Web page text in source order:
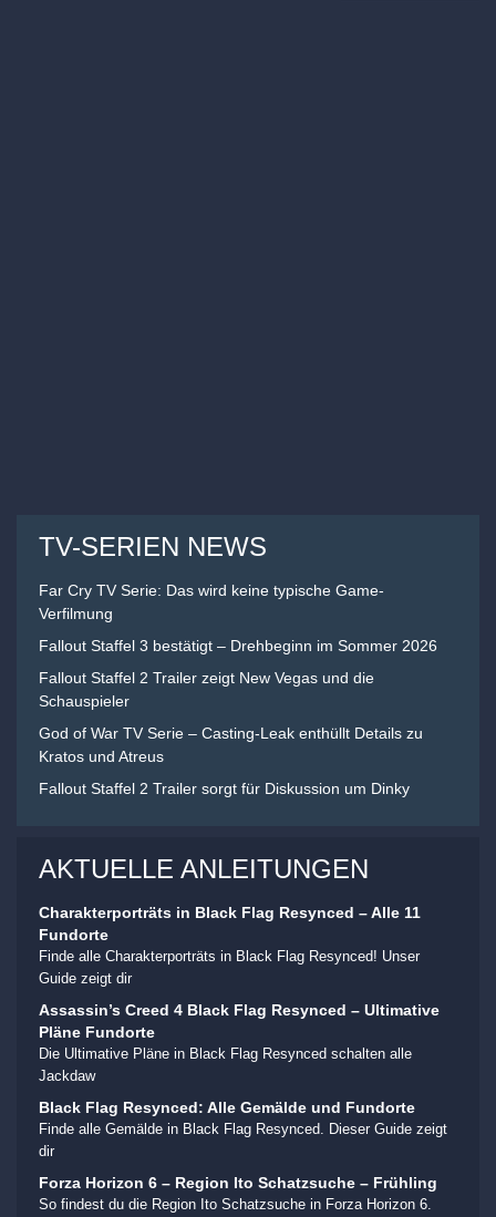
TV-SERIEN NEWS
Far Cry TV Serie: Das wird keine typische Game-
Verfilmung
Fallout Staffel 3 bestätigt – Drehbeginn im Sommer 2026
Fallout Staffel 2 Trailer zeigt New Vegas und die
Schauspieler
God of War TV Serie – Casting-Leak enthüllt Details zu
Kratos und Atreus
Fallout Staffel 2 Trailer sorgt für Diskussion um Dinky
AKTUELLE ANLEITUNGEN
Charakterporträts in Black Flag Resynced – Alle 11
Fundorte
Finde alle Charakterporträts in Black Flag Resynced! Unser
Guide zeigt dir
Assassin’s Creed 4 Black Flag Resynced – Ultimative
Pläne Fundorte
Die Ultimative Pläne in Black Flag Resynced schalten alle
Jackdaw
Black Flag Resynced: Alle Gemälde und Fundorte
Finde alle Gemälde in Black Flag Resynced. Dieser Guide zeigt
dir
Forza Horizon 6 – Region Ito Schatzsuche – Frühling
So findest du die Region Ito Schatzsuche in Forza Horizon 6.